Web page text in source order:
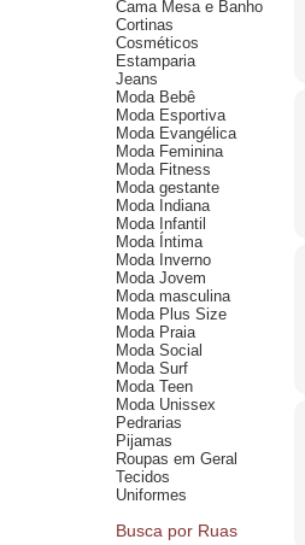
Cama Mesa e Banho
Cortinas
Cosméticos
Estamparia
Jeans
Moda Bebê
Moda Esportiva
Moda Evangélica
Moda Feminina
Moda Fitness
Moda gestante
Moda Indiana
Moda Infantil
Moda Íntima
Moda Inverno
Moda Jovem
Moda masculina
Moda Plus Size
Moda Praia
Moda Social
Moda Surf
Moda Teen
Moda Unissex
Pedrarias
Pijamas
Roupas em Geral
Tecidos
Uniformes
Busca por Ruas